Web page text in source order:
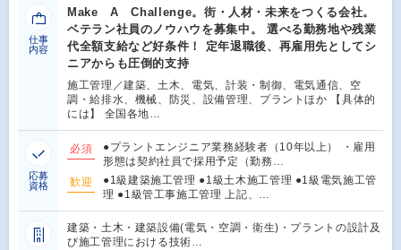
仕事
内容
Make A Challenge。街・人材・未来をつくる会社。
ベテラン社員のノウハウを募集中。 選べる勤務地や残業
代全額支給など好条件！ 定年退職後、再雇用先としてシ
ニアからも圧倒的支持
施工管理／建築、土木、電気、計装・制御、電気通信、空
調・給排水、機械、防災、設備管理、プラントほか 【具体的
には】 全国各地…
応募
資格
必須
●プラントエンジニア業務経験者（10年以上） ・雇用
形態は契約社員で採用予定（勤務…
歓迎
●1級建築施工管理 ●1級土木施工管理 ●1級電気施工管
理 ●1級管工事施工管理 上記、…
建築・土木・建築設備(電気・空調・衛生)・プラントの設計及
び施工管理における技術…